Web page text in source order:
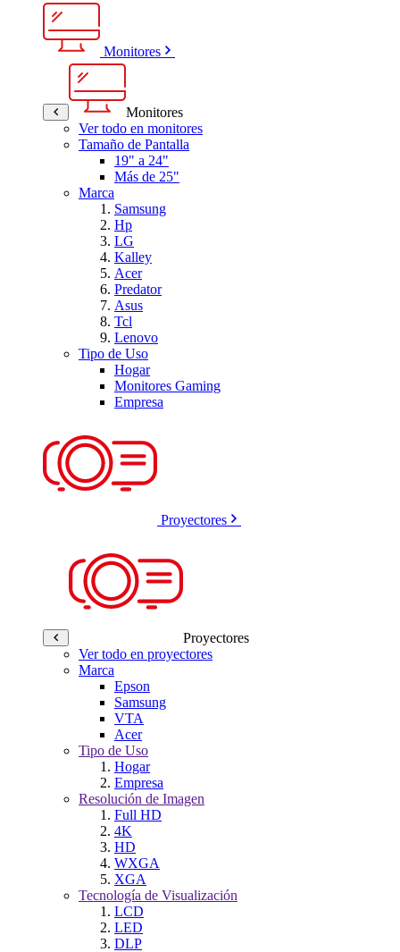
Monitores
Monitores
Ver todo en monitores
Tamaño de Pantalla
19" a 24"
Más de 25"
Marca
Samsung
Hp
LG
Kalley
Acer
Predator
Asus
Tcl
Lenovo
Tipo de Uso
Hogar
Monitores Gaming
Empresa
Proyectores
Proyectores
Ver todo en proyectores
Marca
Epson
Samsung
VTA
Acer
Tipo de Uso
Hogar
Empresa
Resolución de Imagen
Full HD
4K
HD
WXGA
XGA
Tecnología de Visualización
LCD
LED
DLP